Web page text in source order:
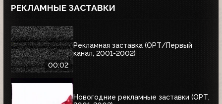
РЕКЛАМНЫЕ ЗАСТАВКИ
00:02
Рекламная заставка (ОРТ/Первый
канал, 2001-2002)
Новогодние рекламные заставки (ОРТ,